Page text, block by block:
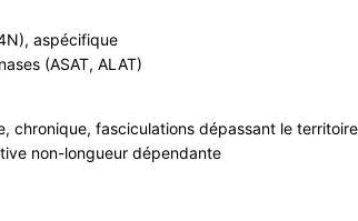
aspécifique
(ASAT, ALAT)
chronique, fasciculations dépassant le
non-longueur dépendante